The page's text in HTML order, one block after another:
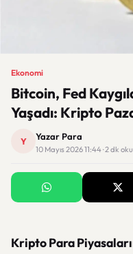
Ekonomi
Bitcoin, Fed
Yaşadı: Kripto
Y Yazar Para
10 Mayıs 2026 11:44 · 2 dk
Kripto Para